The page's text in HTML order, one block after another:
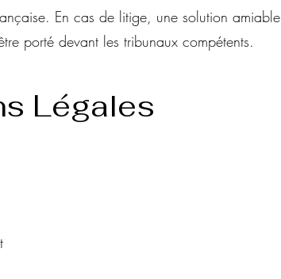
En cas de litige, une solution amiable
porté devant les tribunaux compétents.
Légales